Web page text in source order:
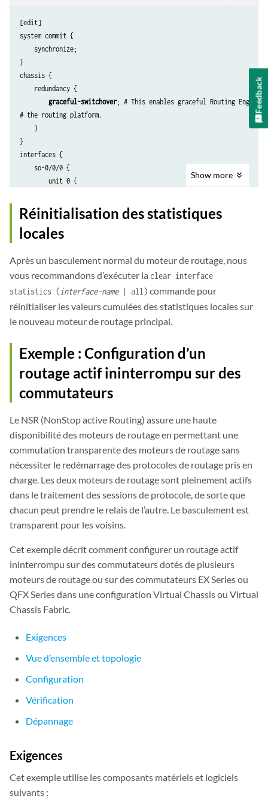
[edit]
system commit {
    synchronize;
}
chassis {
    redundancy {
graceful-switchover; # This enables graceful Routing Engine
# the routing platform.
    }
}
interfaces {
    so-0/0/0 {
        unit 0 {
                address 10.0.1.1/30;
            }
            family iso;
    }
    so-0/0/1 {
        unit 0 {
                address 10.1.1.1/30;
            }
        }
    so-0/0/2 {
        unit 0 {
                address 10.2.1.1/30;
            }
            family iso;
    }
    so-0/0/3 {
        unit 0 {
            family inet {
                address 10.3.1.1/30;
            family iso;
        }
    }
    lo0 {
            }
            family iso {
            }
        }
    router-id 192.168.2.1;
    autonomous-system 65432;
}
Show more
Réinitialisation des statistiques
locales
Après un basculement normal du moteur de routage, nous
vous recommandons d’exécuter la clear interface
statistics ( interface-name| all) commande pour
réinitialiser les valeurs cumulées des statistiques locales sur
le nouveau moteur de routage principal.
Exemple : Configuration d’un
routage actif ininterrompu sur des
commutateurs
Le NSR (NonStop active Routing) assure une haute
disponibilité des moteurs de routage en permettant une
commutation transparente des moteurs de routage sans
nécessiter le redémarrage des protocoles de routage pris en
charge. Les deux moteurs de routage sont pleinement actifs
dans le traitement des sessions de protocole, de sorte que
chacun peut prendre le relais de l’autre. Le basculement est
transparent pour les voisins.
Cet exemple décrit comment configurer un routage actif
ininterrompu sur des commutateurs dotés de plusieurs
moteurs de routage ou sur des commutateurs EX Series ou
QFX Series dans une configuration Virtual Chassis ou Virtual
Chassis Fabric.
Exigences
Vue d’ensemble et topologie
Configuration
Vérification
Dépannage
Exigences
Cet exemple utilise les composants matériels et logiciels
suivants :
Feedback